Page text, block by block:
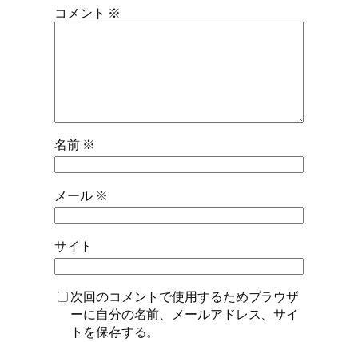
コメント ※
名前 ※
メール ※
サイト
次回のコメントで使用するためブラウザ
ーに自分の名前、メールアドレス、サイ
トを保存する。